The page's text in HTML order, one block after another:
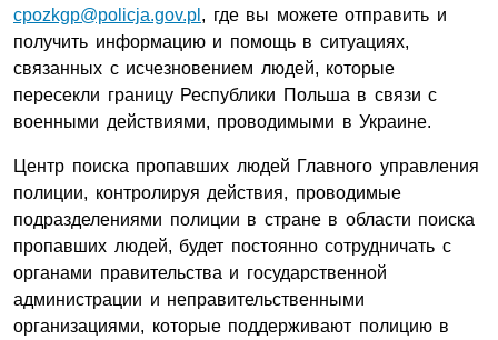
cpozkgp@policja.gov.pl , где вы можете отправить и
получить информацию и помощь в ситуациях,
связанных с исчезновением людей, которые
пересекли границу Республики Польша в связи с
военными действиями, проводимыми в Украине.
Центр поиска пропавших людей Главного управления
полиции, контролируя действия, проводимые
подразделениями полиции в стране в области поиска
пропавших людей, будет постоянно сотрудничать с
органами правительства и государственной
администрации и неправительственными
организациями, которые поддерживают полицию в